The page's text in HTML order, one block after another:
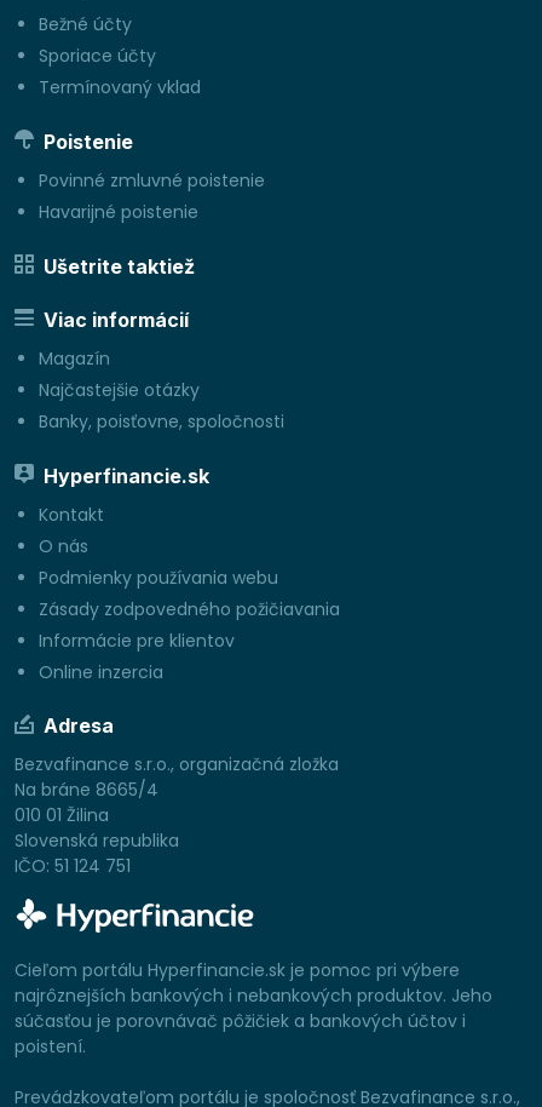
Bežné účty
Sporiace účty
Termínovaný vklad
Poistenie
Povinné zmluvné poistenie
Havarijné poistenie
Ušetrite taktiež
Viac informácií
Magazín
Najčastejšie otázky
Banky, poisťovne, spoločnosti
Hyperfinancie.sk
Kontakt
O nás
Podmienky používania webu
Zásady zodpovedného požičiavania
Informácie pre klientov
Online inzercia
Adresa
Bezvafinance s.r.o., organizačná zložka
Na bráne 8665/4
010 01 Žilina
Slovenská republika
IČO: 51 124 751
Cieľom portálu Hyperfinancie.sk je pomoc pri výbere
najrôznejších bankových i nebankových produktov. Jeho
súčasťou je porovnávač pôžičiek a bankových účtov i
poistení.
Prevádzkovateľom portálu je spoločnosť Bezvafinance s.r.o.,